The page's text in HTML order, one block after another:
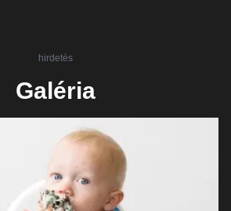
hirdetés
Galéria